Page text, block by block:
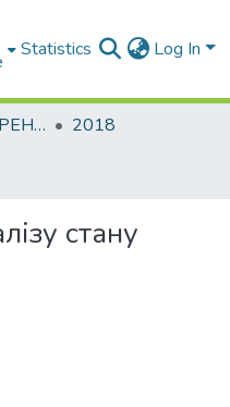
Statistics Log In
МАТЕРІАЛИ КОНФЕРЕНЦІЙ
2018
стану